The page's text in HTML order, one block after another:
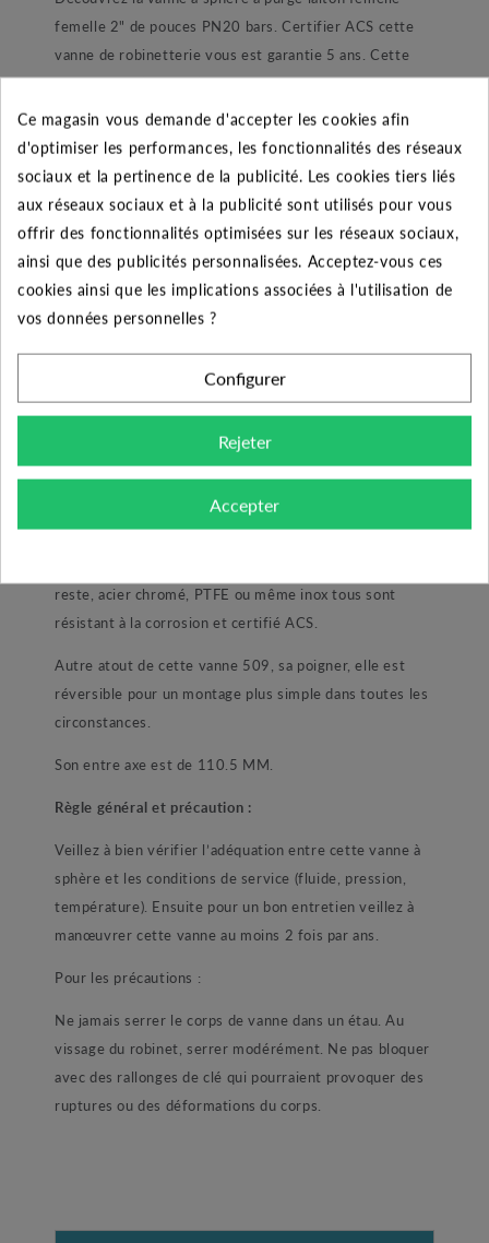
femelle 2" de pouces PN20 bars. Certifier ACS cette
vanne de robinetterie vous est garantie 5 ans. Cette
vanne laiton (ref.509) possède une résistance accrue à
la pression et aux températures. En effet, cette vanne à
sphère résiste à des températures comprises entre 0 et
120°C mais son principal atout est sa tolérance aux
fortes pressions. Selon les diamètres de raccordements
cette résistance varie : la pression maxi admise est de
40 bars pour les modèles allant jusqu’à 1 pouce, 30 bars
en 1 pouce ¼, 25 bars en 1 pouce 1/2, 20 bars en 2
pouces et 10 bars au-delà de ces diamètres. Pour son
potable, climatisation, arrosage ainsi que l’irrigation.
Dans sa construction cette vanne à sphère laiton est
principalement composée de laiton. Son écrou presse
étoupe, son corp intérieur et extérieur, la sphère ainsi
reste, acier chromé, PTFE ou même inox tous sont
résistant à la corrosion et certifié ACS.
Autre atout de cette vanne 509, sa poigner, elle est
réversible pour un montage plus simple dans toutes les
circonstances.
Son entre axe est de 110.5 MM.
Règle général et précaution :
Veillez à bien vérifier l’adéquation entre cette vanne à
sphère et les conditions de service (fluide, pression,
température). Ensuite pour un bon entretien veillez à
manœuvrer cette vanne au moins 2 fois par ans.
Pour les précautions :
Ne jamais serrer le corps de vanne dans un étau. Au
vissage du robinet, serrer modérément. Ne pas bloquer
avec des rallonges de clé qui pourraient provoquer des
ruptures ou des déformations du corps.
Ce magasin vous demande d'accepter les cookies afin
d'optimiser les performances, les fonctionnalités des réseaux
sociaux et la pertinence de la publicité. Les cookies tiers liés
aux réseaux sociaux et à la publicité sont utilisés pour vous
offrir des fonctionnalités optimisées sur les réseaux sociaux,
ainsi que des publicités personnalisées. Acceptez-vous ces
cookies ainsi que les implications associées à l'utilisation de
vos données personnelles ?
Configurer
Rejeter
Accepter